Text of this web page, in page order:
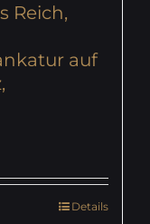
Reich,
auf
Details